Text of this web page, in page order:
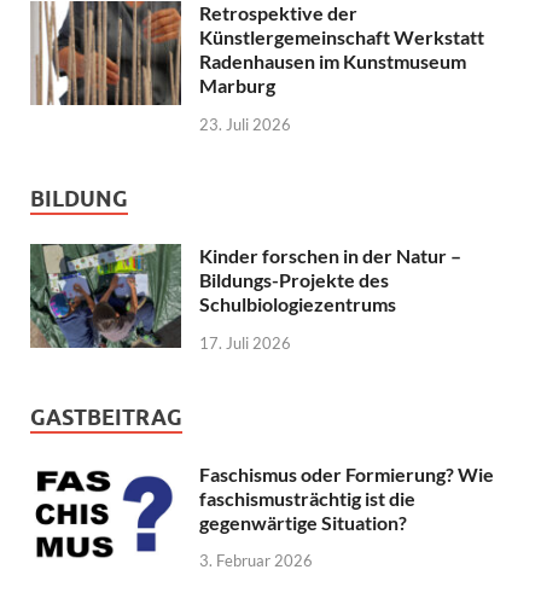
Retrospektive der
Künstlergemeinschaft Werkstatt
Radenhausen im Kunstmuseum
Marburg
23. Juli 2026
BILDUNG
Kinder forschen in der Natur –
Bildungs-Projekte des
Schulbiologiezentrums
17. Juli 2026
GASTBEITRAG
Faschismus oder Formierung? Wie
faschismusträchtig ist die
gegenwärtige Situation?
3. Februar 2026